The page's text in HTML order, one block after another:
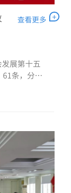
展第十五
条，分为
查看更多 +